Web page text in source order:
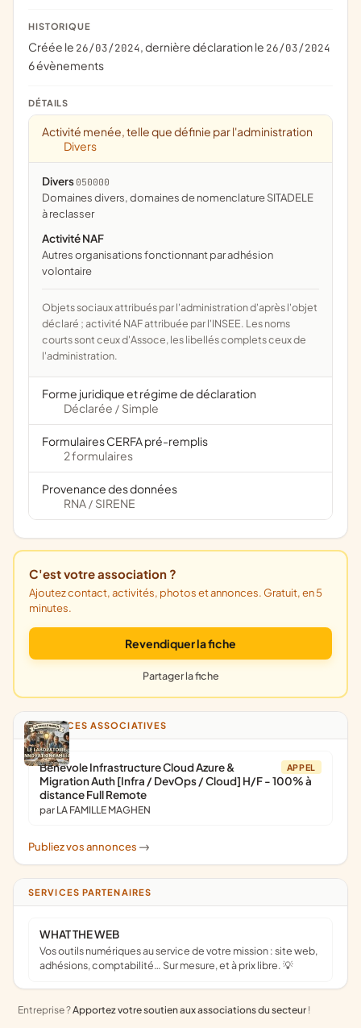
HISTORIQUE
Créée le 26/03/2024, dernière déclaration le 26/03/2024
6 évènements
DÉTAILS
Activité menée, telle que définie par l'administration
Divers
Divers 050000
domaines divers, domaines de nomenclature SITADELE
à reclasser
Activité NAF
Autres organisations fonctionnant par adhésion
volontaire
Objets sociaux attribués par l'administration d'après l'objet
déclaré ; activité NAF attribuée par l'INSEE. Les noms
courts sont ceux d'Assoce, les libellés complets ceux de
l'administration.
Forme juridique et régime de déclaration
Déclarée / Simple
Formulaires CERFA pré-remplis
2 formulaires
Provenance des données
RNA / SIRENE
C'est votre association ?
Ajoutez contact, activités, photos et annonces. Gratuit, en 5
minutes.
Revendiquer la fiche
Partager la fiche
ANNONCES ASSOCIATIVES
APPEL
Bénévole Infrastructure Cloud Azure &
Migration Auth [Infra / DevOps / Cloud] H/F - 100% à
distance Full Remote
par LA FAMILLE MAGHEN
Publiez vos annonces ->
SERVICES PARTENAIRES
WHAT THE WEB
Vos outils numériques au service de votre mission : site web,
adhésions, comptabilité… Sur mesure, et à prix libre. 💡
Entreprise ?Apportez votre soutien aux associations du secteur !